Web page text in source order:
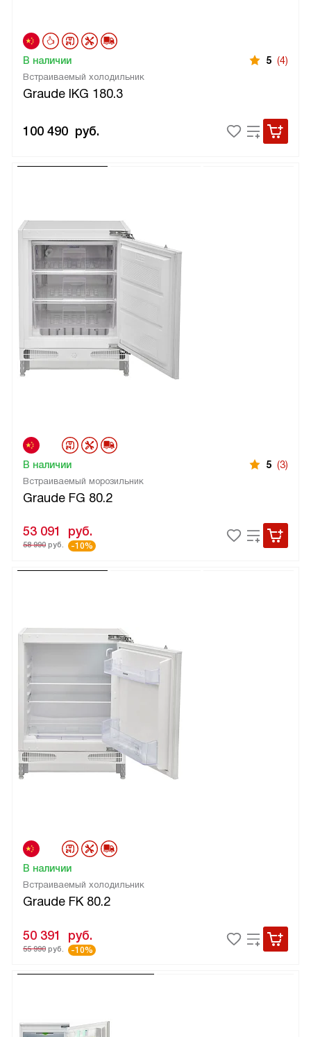
Встраиваемый холодильник
Graude IKG 180.3
В наличии 5 (4)
100 490 руб.
Встраиваемый морозильник
Graude FG 80.2
В наличии 5 (3)
53 091 руб.
58 990 руб. -10%
Встраиваемый холодильник
Graude FK 80.2
В наличии
50 391 руб.
55 990 руб. -10%